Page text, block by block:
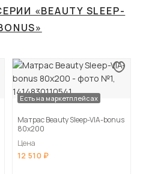
«BEAUTY SLEEP-
Есть на маркетплейсах
Матрас Beauty Sleep-VIA-bonus
80х200
Цена
12 510